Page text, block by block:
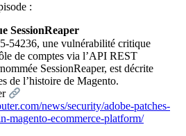
:
SessionReaper
54236, une vulnérabilité critique
de comptes via l’API REST
SessionReaper, est décrite
de l’histoire de Magento.
news/security/adobe-patches-
magento-ecommerce-platform/